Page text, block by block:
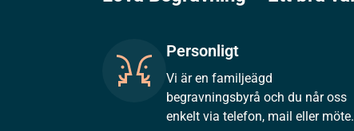
Personligt
Vi är en familjeägd
begravningsbyrå och du når oss
enkelt via telefon, mail eller möte.